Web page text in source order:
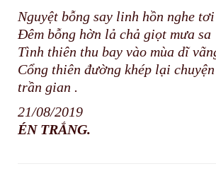
Nguyệt bỗng say linh hồn nghe
Đêm bỗng hờn lả chả giọt mưa sa
Tình thiên thu bay vào mùa dĩ
Cổng thiên đường khép lại chuyện
trần gian .
21/08/2019
ÉN TRẮNG.